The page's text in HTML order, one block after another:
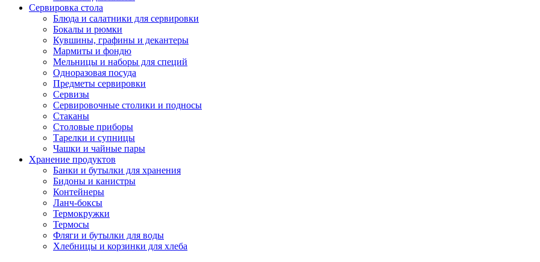
Сервировка стола
Блюда и салатники для сервировки
Бокалы и рюмки
Кувшины, графины и декантеры
Мармиты и фондю
Мельницы и наборы для специй
Одноразовая посуда
Предметы сервировки
Сервизы
Сервировочные столики и подносы
Стаканы
Столовые приборы
Тарелки и супницы
Чашки и чайные пары
Хранение продуктов
Банки и бутылки для хранения
Бидоны и канистры
Контейнеры
Ланч-боксы
Термокружки
Термосы
Фляги и бутылки для воды
Хлебницы и корзинки для хлеба